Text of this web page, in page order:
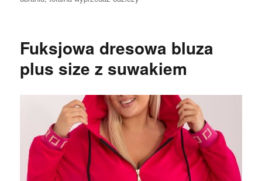
Fuksjowa dresowa bluza
plus size z suwakiem